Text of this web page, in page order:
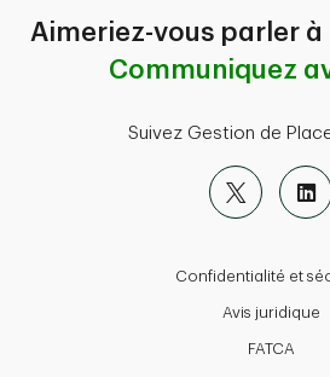
Aimeriez-vous parler à
Communiquez
Suivez Gestion de
Confidentialité et
Avis juridique
FATCA